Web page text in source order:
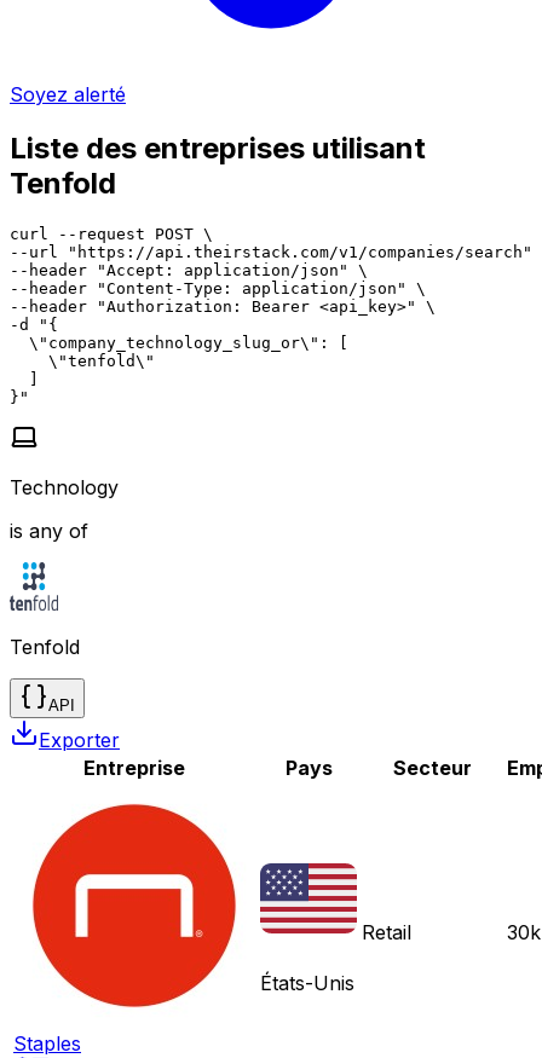
Soyez alerté
Liste des entreprises utilisant
Tenfold
curl --request POST \
--url "https://api.theirstack.com/v1/companies/search"
--header "Accept: application/json" \
--header "Content-Type: application/json" \
--header "Authorization: Bearer <api_key>" \
-d "{
  \"company_technology_slug_or\": [
    \"tenfold\"
  ]
}"
Technology
is any of
Tenfold
API
Exporter
Entreprise
Pays Secteur
Staples
États-Unis
Retail 30k